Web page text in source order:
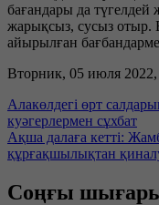
бағандары да түгелдей
жарықсыз, сусыз отыр.
айырылған
Вторник, 05 июля 2022,
Алакөлдегі өрт
куәгерлермен сұхбат
Ақша далаға кетті:
құрғақшылықтан
Соңғы